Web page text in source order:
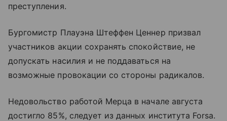
преступления.
Бургомистр Плауэна Штеффен Ценнер призвал
участников акции сохранять спокойствие, не
допускать насилия и не поддаваться на
возможные провокации со стороны радикалов.
Недовольство работой Мерца в начале августа
достигло 85%, следует из данных института Forsa.